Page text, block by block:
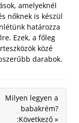
amelyeknél
nőknek is készül
határozza
Ezek, a főleg
közé
darabok.
Milyen legyen a
babakrém?
:Következő »